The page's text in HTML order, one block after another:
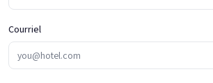
Courriel